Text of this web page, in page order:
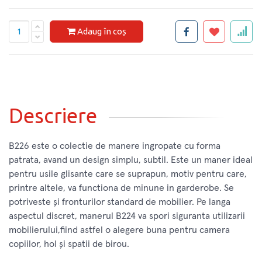
Adaug în coș
Descriere
B226 este o colectie de manere ingropate cu forma
patrata, avand un design simplu, subtil. Este un maner ideal
pentru usile glisante care se suprapun, motiv pentru care,
printre altele, va functiona de minune in garderobe. Se
potriveste și fronturilor standard de mobilier. Pe langa
aspectul discret, manerul B224 va spori siguranta utilizarii
mobilierului,fiind astfel o alegere buna pentru camera
copiilor, hol și spatii de birou.